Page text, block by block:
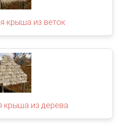
крыша из веток
крыша из дерева